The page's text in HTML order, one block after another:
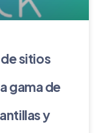
sitios
gama de
y